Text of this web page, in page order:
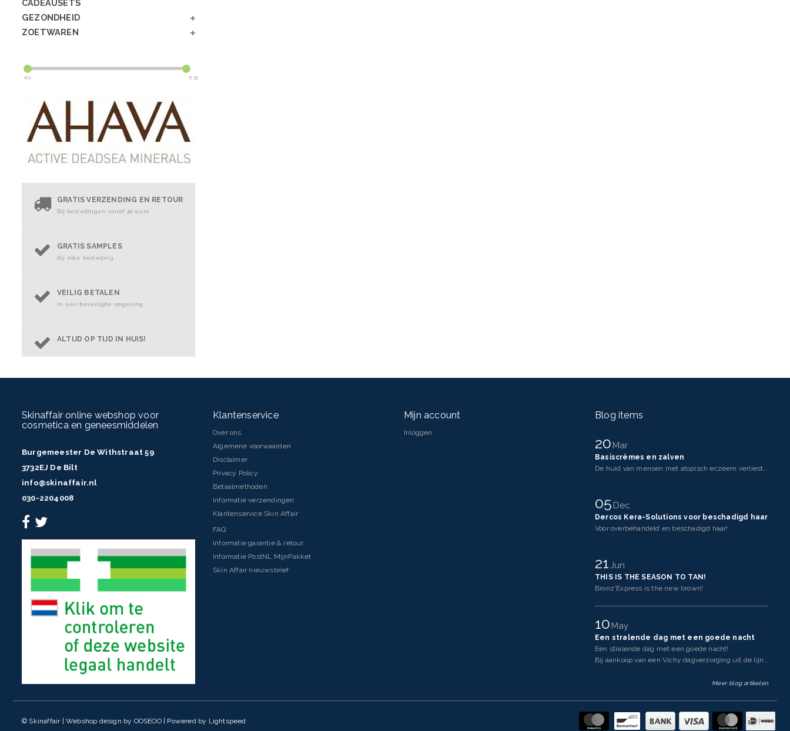
CADEAUSETS
GEZONDHEID
ZOETWAREN
€0 € 35
GRATIS VERZENDING EN RETOUR
Bij bestellingen vanaf 40 euro
GRATIS SAMPLES
Bij elke bestelling
VEILIG BETALEN
In een beveiligde omgeving
ALTIJD OP TIJD IN HUIS!
Skinaffair online webshop voor
cosmetica en geneesmiddelen
Burgemeester De Withstraat 59
3732EJ De Bilt
info@skinaffair.nl
030-2204008
Klantenservice
Over ons
Algemene voorwaarden
Disclaimer
Privacy Policy
Betaalmethoden
Informatie verzendingen
Klantenservice Skin Affair
FAQ
Informatie garantie & retour
Informatie PostNL MijnPakket
Skin Affair nieuwsbrief
Mijn account
Inloggen
Blog items
20Mar
Basiscrèmes en zalven
De huid van mensen met atopisch eczeem verliest makkelijker vocht dan een gezonde huid. Dit komt doo
05Dec
Dercos Kera-Solutions voor beschadigd haar
Voor overbehandeld en beschadigd haar!
21Jun
THIS IS THE SEASON TO TAN!
Bronz'Express is the new brown!
10May
Een stralende dag met een goede nacht
Een stralende dag met een goede nacht!
Bij aankoop van een Vichy dagverzorging uit de lijnen Neovadi
Meer blog artikelen
© Skinaffair | Webshop design by OOSEOO| Powered by Lightspeed